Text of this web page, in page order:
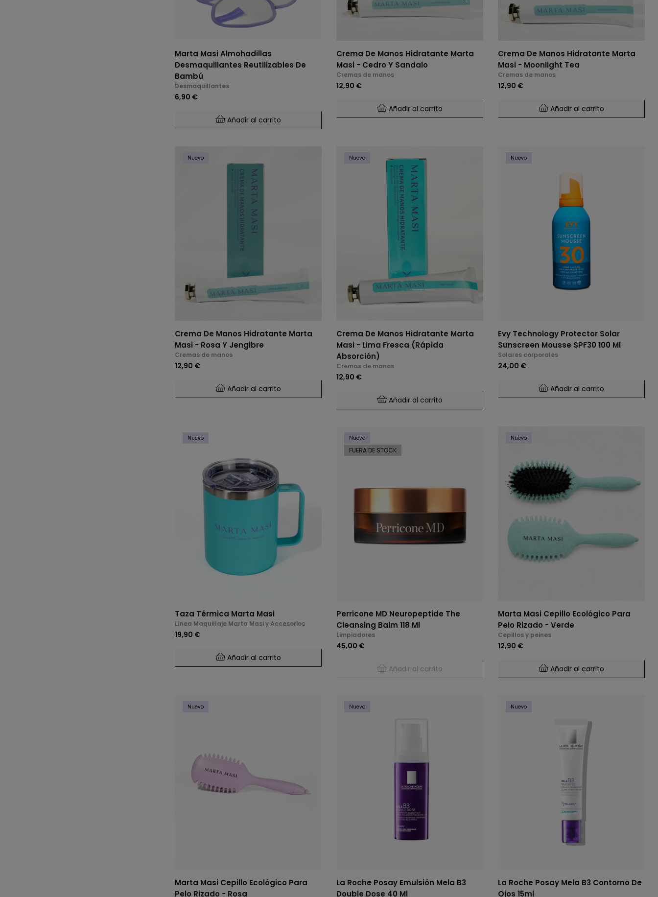
Marta Masi Almohadillas
Desmaquillantes Reutilizables De
Bambú
Desmaquillantes
6,90 €
Añadir al carrito
Crema De Manos Hidratante Marta
Masi - Cedro Y Sandalo
Cremas de manos
12,90 €
Añadir al carrito
Crema De Manos Hidratante Marta
Masi - Moonlight Tea
Cremas de manos
12,90 €
Añadir al carrito
Nuevo
Crema De Manos Hidratante Marta
Masi - Rosa Y Jengibre
Cremas de manos
12,90 €
Añadir al carrito
Nuevo
Crema De Manos Hidratante Marta
Masi - Lima Fresca (Rápida
Absorción)
Cremas de manos
12,90 €
Añadir al carrito
Nuevo
Evy Technology Protector Solar
Sunscreen Mousse SPF30 100 Ml
Solares corporales
24,00 €
Añadir al carrito
Nuevo
Taza Térmica Marta Masi
Línea Maquillaje Marta Masi y Accesorios
19,90 €
Añadir al carrito
Nuevo
FUERA DE STOCK
Perricone MD Neuropeptide The
Cleansing Balm 118 Ml
Limpiadores
45,00 €
Añadir al carrito
Nuevo
Marta Masi Cepillo Ecológico Para
Pelo Rizado - Verde
Cepillos y peines
12,90 €
Añadir al carrito
Nuevo
Marta Masi Cepillo Ecológico Para
Pelo Rizado - Rosa
Nuevo
La Roche Posay Emulsión Mela B3
Double Dose 40 Ml
Nuevo
La Roche Posay Mela B3 Contorno De
Ojos 15ml